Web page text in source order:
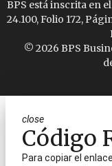
BPS está inscrita en
24.100, Folio 172,
© 2026 BPS
close
Código
Para copiar el